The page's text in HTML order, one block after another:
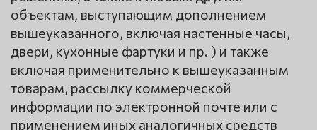
объектам, выступающим дополнением
вышеуказанного, включая настенные часы,
двери, кухонные фартуки и пр. ) и также
включая применительно к вышеуказанным
товарам, рассылку коммерческой
информации по электронной почте или с
применением иных аналогичных средств